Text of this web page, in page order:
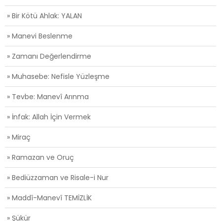
» Bir Kötü Ahlak: YALAN
» Manevi Beslenme
» Zamanı Değerlendirme
» Muhasebe: Nefisle Yüzleşme
» Tevbe: Manevî Arınma
» İnfak: Allah İçin Vermek
» Miraç
» Ramazan ve Oruç
» Bediüzzaman ve Risale-i Nur
» Maddî-Manevî TEMİZLİK
» Şükür